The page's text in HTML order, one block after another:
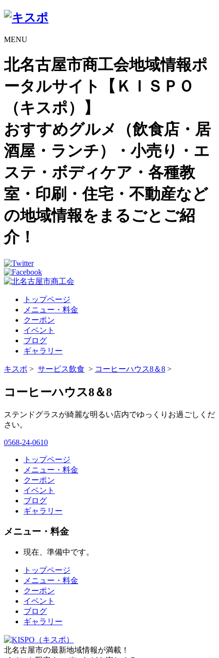
MENU
北名古屋市商工会地域情報ポ
ータルサイト【ＫＩＳＰＯ
（キスポ）】
おすすめグルメ（飲食店・居
酒屋・ランチ）・小売り・エ
ステ・ボディケア・各種教
室・印刷・住宅・不動産など
の地域情報をまるごとご紹
介！
トップページ
メニュー・料金
クーポン
イベント
ブログ
ギャラリー
キスポ > サービス飲食 > コーヒーハウス8＆8 >
コーヒーハウス8＆8
ステンドグラスが綺麗な明るい店内でゆっくりお過ごしくだ
さい。
0568-24-0610
トップページ
メニュー・料金
クーポン
イベント
ブログ
ギャラリー
メニュー・料金
現在、準備中です。
トップページ
メニュー・料金
クーポン
イベント
ブログ
ギャラリー
北名古屋市の最新地域情報が満載！